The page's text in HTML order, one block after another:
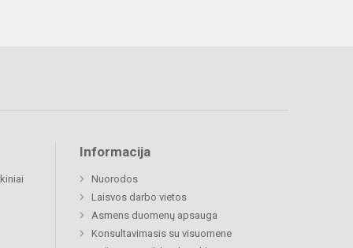
Informacija
Nuorodos
Laisvos darbo vietos
Asmens duomenų apsauga
Konsultavimasis su visuomene